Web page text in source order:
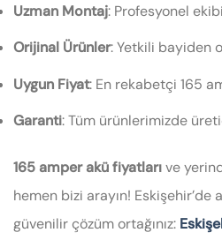
Uzman Montaj: Profesyonel
Orijinal Ürünler: Yetkili bayiden
Uygun Fiyat: En rekabetçi 165
Garanti: Tüm ürünlerimizde
165 amper akü fiyatlarıve
hemen bizi arayın! Eskişehir’de
güvenilir çözüm ortağınız: